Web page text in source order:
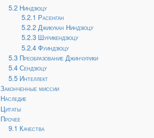
5.2 Ниндзюцу
5.2.1 Расенган
5.2.2 Джикукан Ниндзюцу
5.2.3 Шурикендзюцу
5.2.4 Фуиндзюцу
5.3 Преобразование Джинчурики
5.4 Сендзюцу
5.5 Интеллект
Законченные миссии
Наследие
Цитаты
Прочее
9.1 Качества